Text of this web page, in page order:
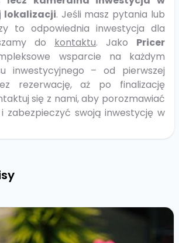
lokalizacji. Jeśli masz pytania lub
to odpowiednia inwestycja dla
do kontaktu. Jako Pricer
wsparcie na każdym
inwestycyjnego – od pierwszej
rezerwację, aż po finalizację
się z nami, aby porozmawiać
i zabezpieczyć swoją inwestycję w